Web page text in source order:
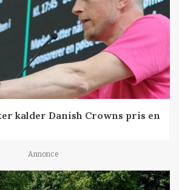
kalder Danish Crowns pris en
Annonce